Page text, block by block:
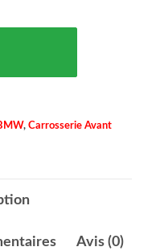
, Carrosserie Avant
Avis (0)